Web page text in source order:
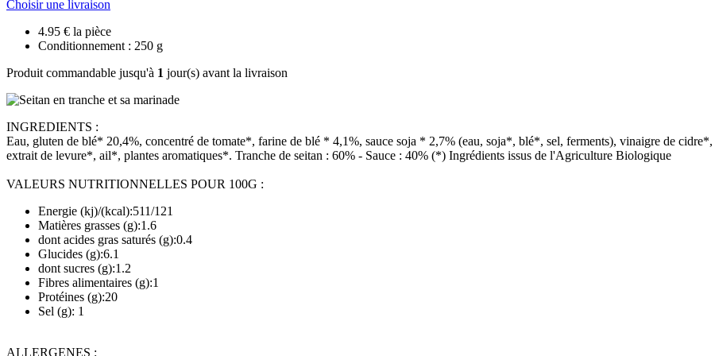
Choisir une livraison
4.95 € la pièce
Conditionnement : 250 g
Produit commandable jusqu'à 1 jour(s) avant la livraison
INGREDIENTS :
Eau, gluten de blé* 20,4%, concentré de tomate*, farine de blé * 4,1%, sauce soja * 2,7% (eau, soja*, blé*, sel, ferments), vinaigre de
extrait de levure*, ail*, plantes aromatiques*. Tranche de seitan : 60% - Sauce : 40% (*) Ingrédients issus de l'Agriculture Biologique
VALEURS NUTRITIONNELLES POUR 100G :
Energie (kj)/(kcal):511/121
Matières grasses (g):1.6
dont acides gras saturés (g):0.4
Glucides (g):6.1
dont sucres (g):1.2
Fibres alimentaires (g):1
Protéines (g):20
Sel (g): 1
ALLERGENES :